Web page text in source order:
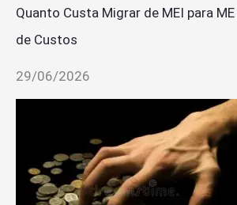
Quanto Custa Migrar de MEI para
de Custos
29/06/2026